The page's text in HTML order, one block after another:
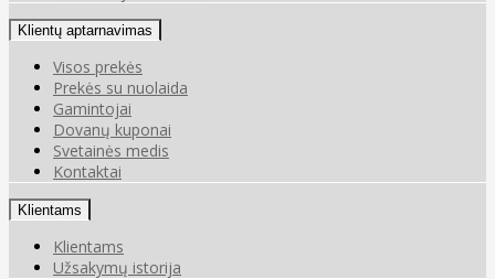
Klientų aptarnavimas
Visos prekės
Prekės su nuolaida
Gamintojai
Dovanų kuponai
Svetainės medis
Kontaktai
Klientams
Klientams
Užsakymų istorija